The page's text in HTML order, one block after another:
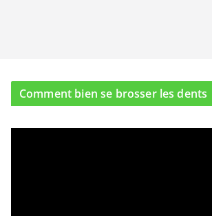
Comment bien se brosser les dents